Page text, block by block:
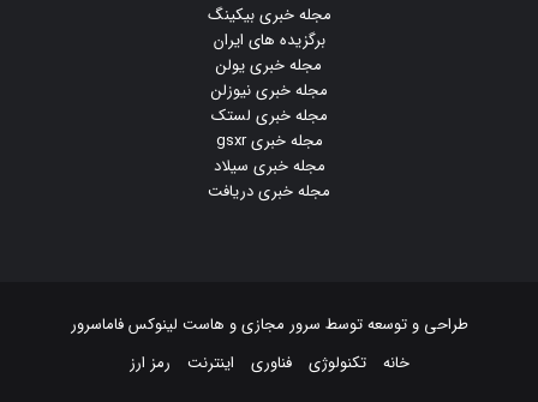
مجله خبری بیکینگ
برگزیده های ایران
مجله خبری یولن
مجله خبری نیوزلن
مجله خبری لستک
مجله خبری gsxr
مجله خبری سیلاد
مجله خبری دریافت
طراحی و توسعه توسط سرور مجازیو هاست لینوکسفاماسرور
خانه
تکنولوژی فناوری اینترنت رمز ارز